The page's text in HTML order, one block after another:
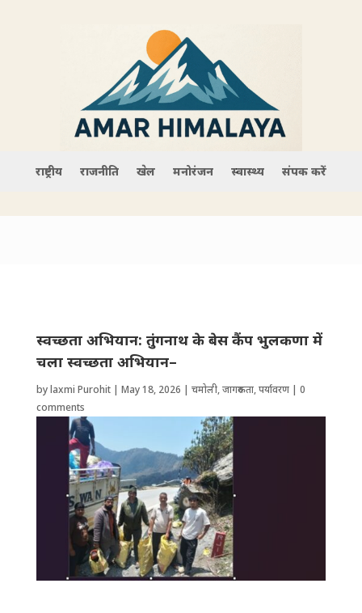
राष्ट्रीय राजनीति खेल मनोरंजन स्वास्थ्य संपर्क करें
स्वच्छता अ​​भियान: तुंगनाथ के बेस कैंप भुलकणा में
चला स्वच्छता अभियान–
bylaxmi Purohit| May 18, 2026 | चमोली,जागरुकता,पर्यावरण| 0
comments